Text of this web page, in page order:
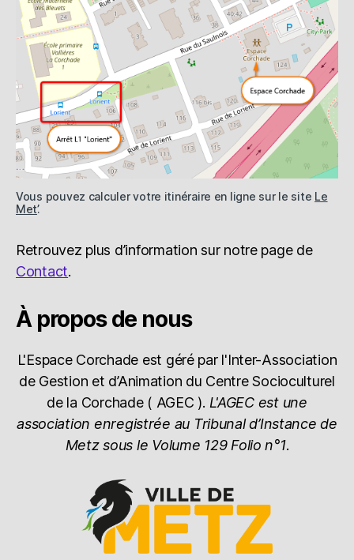
Vous pouvez calculer votre itinéraire en ligne sur le site Le
Met’.
Retrouvez plus d’information sur notre page de
Contact.
À propos de nous
L'Espace Corchade est géré par l'Inter-Association
de Gestion et d’Animation du Centre Socioculturel
de la Corchade ( AGEC ). L'AGEC est une
association enregistrée au Tribunal d’Instance de
Metz sous le Volume 129 Folio n°1.